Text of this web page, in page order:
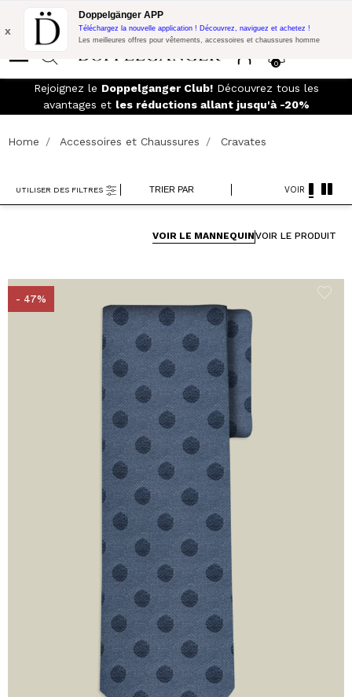
Promo Flash: 10% de réduction supplémentaire sur 300€ d'achat
avec le code:
0
x
Doppelgänger APP
Téléchargez la nouvelle application ! Découvrez, naviguez et achetez !
Les meilleures offres pour vêtements, accessoires et chaussures homme
LIVRAISON GRATUITE- Pour les commandes supérieures à
149,90€ et retours faciles
Home Accessoires et Chaussures Cravates
TRIER PAR
UTILISER DES FILTRES VOIR
VOIR LE MANNEQUINVOIR LE PRODUIT
- 47%